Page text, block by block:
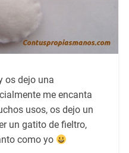
os dejo una
me encanta
usos, os dejo un
un gatito de fieltro,
como yo